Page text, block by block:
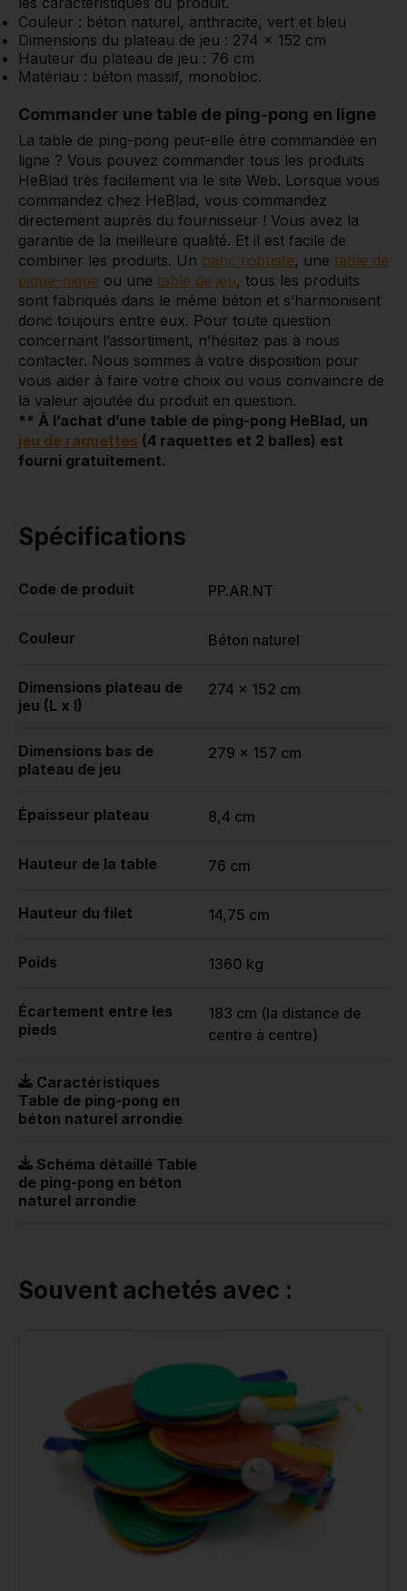
Couleur : béton naturel, anthracite, vert et bleu
Dimensions du plateau de jeu : 274 x 152 cm
Hauteur du plateau de jeu : 76 cm
Matériau : béton massif, monobloc.
Commander une table de ping-pong en ligne
La table de ping-pong peut-elle être commandée en
ligne ? Vous pouvez commander tous les produits
HeBlad très facilement via le site Web. Lorsque vous
commandez chez HeBlad, vous commandez
directement auprès du fournisseur ! Vous avez la
garantie de la meilleure qualité. Et il est facile de
combiner les produits. Un banc robuste, une table de
pique-nique ou une table de jeu, tous les produits
sont fabriqués dans le même béton et s’harmonisent
donc toujours entre eux. Pour toute question
concernant l’assortiment, n’hésitez pas à nous
contacter. Nous sommes à votre disposition pour
vous aider à faire votre choix ou vous convaincre de
la valeur ajoutée du produit en question.
** À l’achat d’une table de ping-pong HeBlad, un
jeu de raquettes (4 raquettes et 2 balles) est
fourni gratuitement.
Spécifications
Code de produit PP.AR.NT
Couleur Béton naturel
Dimensions plateau de
jeu (L x l)
274 x 152 cm
Dimensions bas de
plateau de jeu
279 x 157 cm
Épaisseur plateau 8,4 cm
Hauteur de la table 76 cm
Hauteur du filet 14,75 cm
Poids 1360 kg
Écartement entre les
pieds
183 cm (la distance de
centre à centre)
Caractéristiques
Table de ping-pong en
béton naturel arrondie
Schéma détaillé Table
de ping-pong en béton
naturel arrondie
Souvent achetés avec :